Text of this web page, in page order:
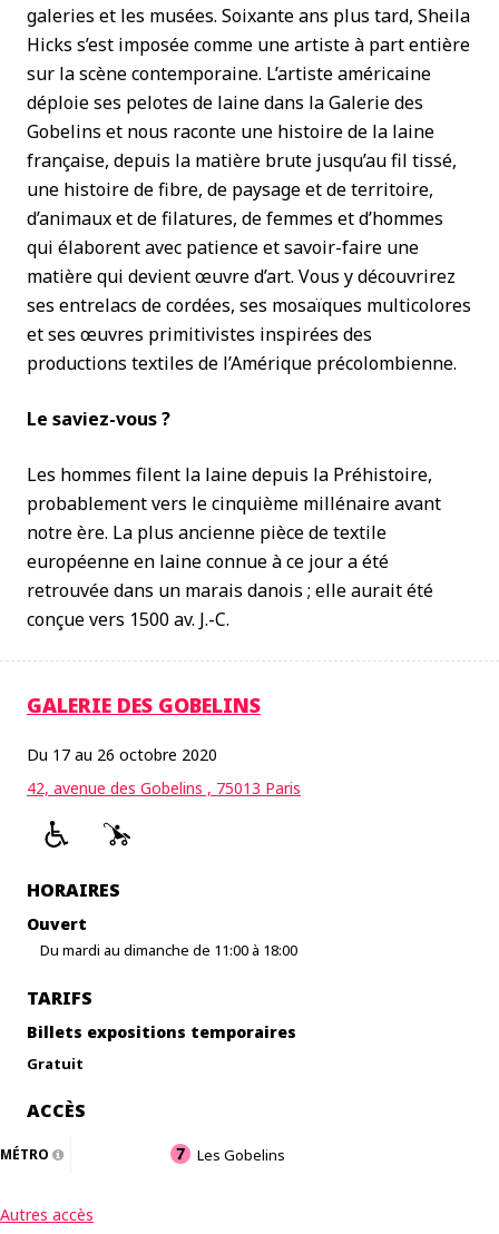
galeries et les musées. Soixante ans plus tard, Sheila
Hicks s’est imposée comme une artiste à part entière
sur la scène contemporaine. L’artiste américaine
déploie ses pelotes de laine dans la Galerie des
Gobelins et nous raconte une histoire de la laine
française, depuis la matière brute jusqu’au fil tissé,
une histoire de fibre, de paysage et de territoire,
d’animaux et de filatures, de femmes et d’hommes
qui élaborent avec patience et savoir-faire une
matière qui devient œuvre d’art. Vous y découvrirez
ses entrelacs de cordées, ses mosaïques multicolores
et ses œuvres primitivistes inspirées des
productions textiles de l’Amérique précolombienne.
Le saviez-vous ?
Les hommes filent la laine depuis la Préhistoire,
probablement vers le cinquième millénaire avant
notre ère. La plus ancienne pièce de textile
européenne en laine connue à ce jour a été
retrouvée dans un marais danois ; elle aurait été
conçue vers 1500 av. J.-C.
GALERIE DES GOBELINS
Du 17 au 26 octobre 2020
42, avenue des Gobelins , 75013 Paris
HORAIRES
Ouvert
Du mardi au dimanche de 11:00 à 18:00
TARIFS
Billets expositions temporaires
Gratuit
ACCÈS
MÉTRO Les Gobelins
Autres accès